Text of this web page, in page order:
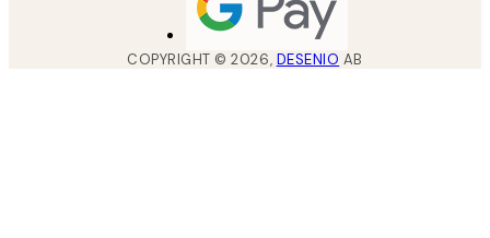
COPYRIGHT ©2026, DESENIO AB